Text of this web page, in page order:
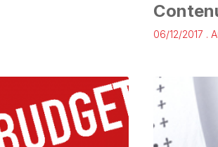
06/12/2017